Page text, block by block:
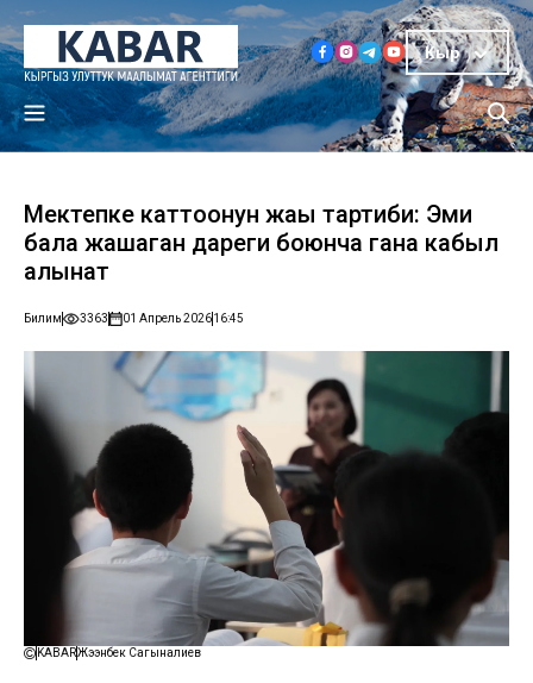
Кыр
Мектепке каттоонун жаңы тартиби: Эми
бала жашаган дареги боюнча гана кабыл
алынат
Билим 3363 01 Апрель 202616:45
KABARЖээнбек Сагыналиев